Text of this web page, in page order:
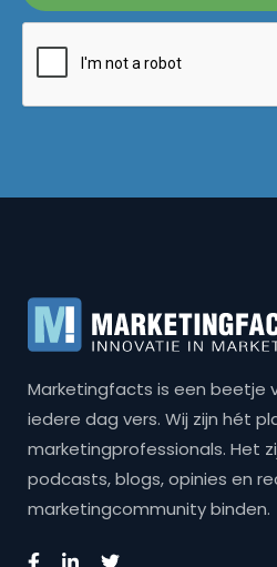
Marketingfacts is een beetje
iedere dag vers. Wij zijn hét
marketingprofessionals. Het
podcasts, blogs, opinies en
marketingcommunity binden.